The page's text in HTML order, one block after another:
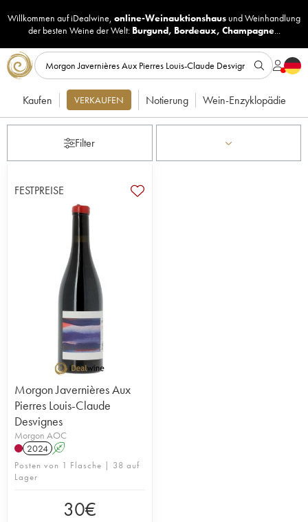
Willkommen auf iDealwine, online-Weinauktionshaus undWeinhandlung
der besten Weine der Welt: Burgund, Bordeaux, Champagne...
Kaufen VERKAUFEN Notierung Wein-Enzyklopädie
Filter
FESTPREISE
Morgon Javernières Aux
Pierres Louis-Claude
Desvignes
Morgon AOC
2024 A
Posten von 1 Flasche | 38 auf
Lager
30€